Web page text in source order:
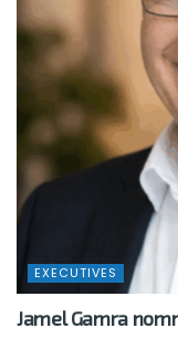
EXECUTIVES
Jamel Gamra